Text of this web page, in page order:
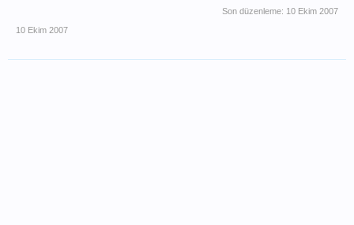
Son düzenleme: 10 Ekim 2007
10 Ekim 2007